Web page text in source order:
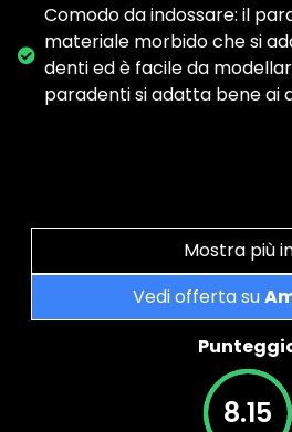
Comodo da indossare: il
materiale morbido che si
denti ed è facile da
paradenti si adatta bene ai
Mostra più
Vedi offerta su
8.15